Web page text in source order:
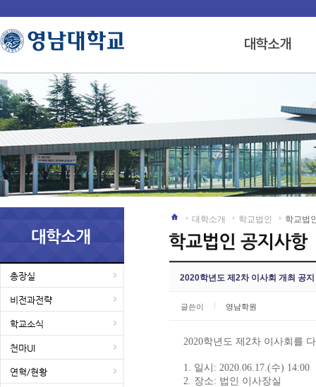
총장실
비전과전략
학교소식
천마UI
연혁/현황
대학소개 학교법인 학교법
2020학년도 제2차 이사회 개최 공지
글쓴이 영남학원
2020학년도 제2차 이사회를
1. 일시 : 2020.06.17.(수) 14:00
2. 장소: 법인 이사장실